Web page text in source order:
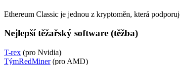
Ethereum Classic je jednou z kryptoměn, která
Nejlepší těžařský software (těžba)
T-rex (pro Nvidia)
TýmRedMiner(pro AMD)